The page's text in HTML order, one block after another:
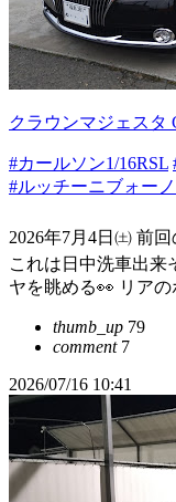
クラウンマジェスタ
#カールソン1/16RSL
#ルッチーニブォー
2026年7月4日㈯ 前
これは日中洗車出来
ヤを眺める👀 リア
thumb_up 79
comment7
2026/07/16 10:41